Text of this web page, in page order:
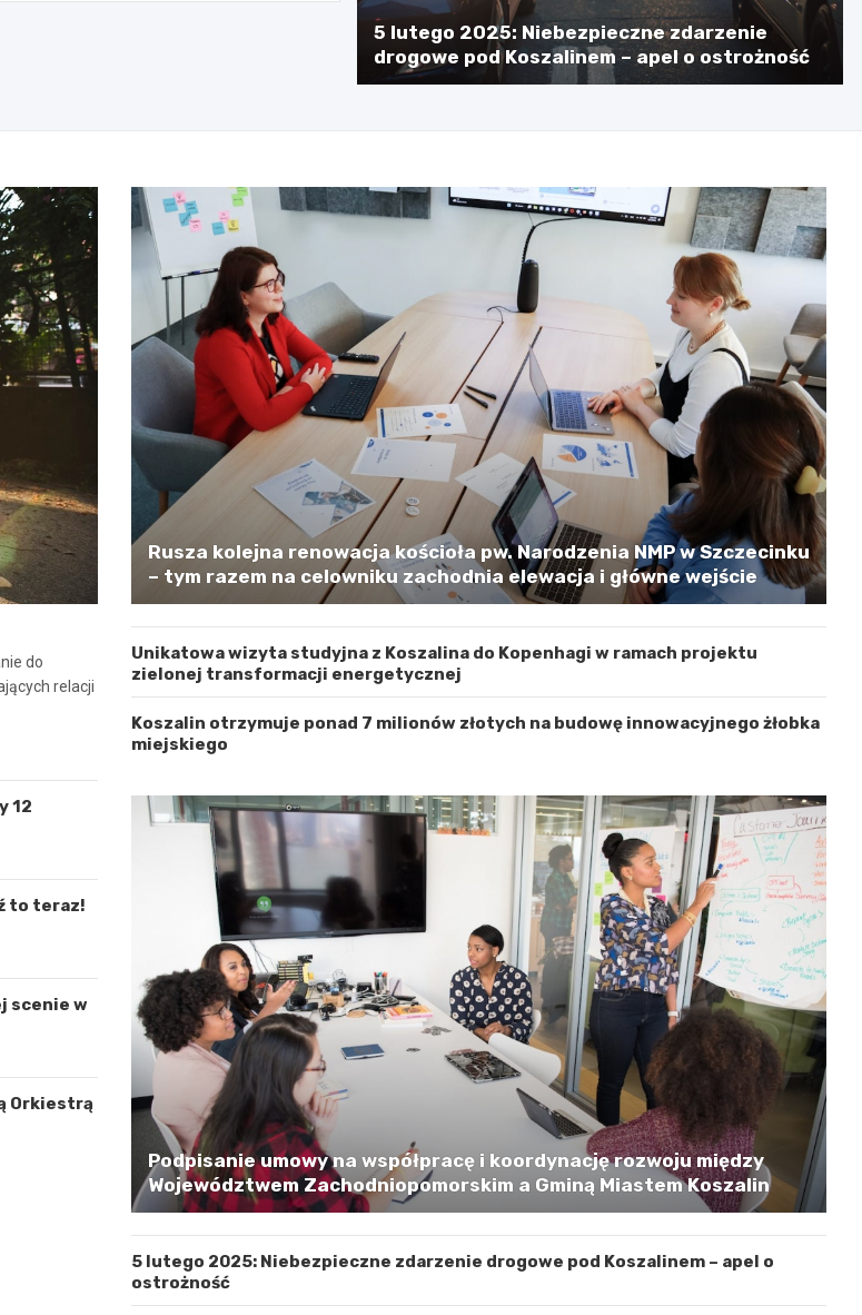
5 lutego 2025: Niebezpieczne zdarzenie
drogowe pod Koszalinem – apel o ostrożność
do
relacji
12
to teraz!
scenie w
Orkiestrą
Rusza kolejna renowacja kościoła pw. Narodzenia NMP w Szczecinku
– tym razem na celowniku zachodnia elewacja i główne wejście
Unikatowa wizyta studyjna z Koszalina do Kopenhagi w ramach projektu
zielonej transformacji energetycznej
Koszalin otrzymuje ponad 7 milionów złotych na budowę innowacyjnego żłobka
miejskiego
Podpisanie umowy na współpracę i koordynację rozwoju między
Województwem Zachodniopomorskim a Gminą Miastem Koszalin
5 lutego 2025: Niebezpieczne zdarzenie drogowe pod Koszalinem – apel o
ostrożność